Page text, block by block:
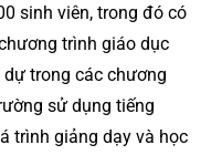
sinh viên, trong đó có
trình giáo dục
trong các chương
sử dụng tiếng
trình giảng dạy và học